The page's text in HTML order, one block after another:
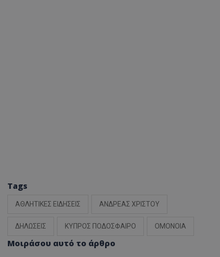
Tags
ΑΘΛΗΤΙΚΕΣ ΕΙΔΗΣΕΙΣ ΑΝΔΡΕΑΣ ΧΡΙΣΤΟΥ
ΔΗΛΩΣΕΙΣ ΚΥΠΡΟΣ ΠΟΔΟΣΦΑΙΡΟ ΟΜΟΝΟΙΑ
Μοιράσου αυτό το άρθρο